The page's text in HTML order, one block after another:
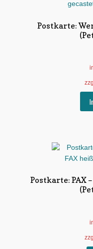
Postkarte:
Postkarte: PAX